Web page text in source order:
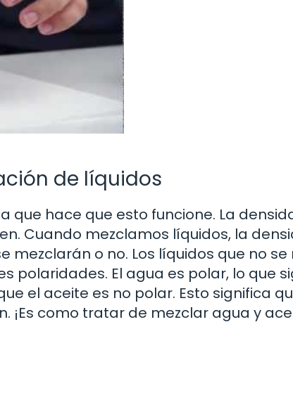
de líquidos
que hace que esto funcione. La
Cuando mezclamos líquidos, la
mezclarán o no. Los líquidos que no se
polaridades. El agua es polar, lo que
el aceite es no polar. Esto significa
¡Es como tratar de mezclar agua y